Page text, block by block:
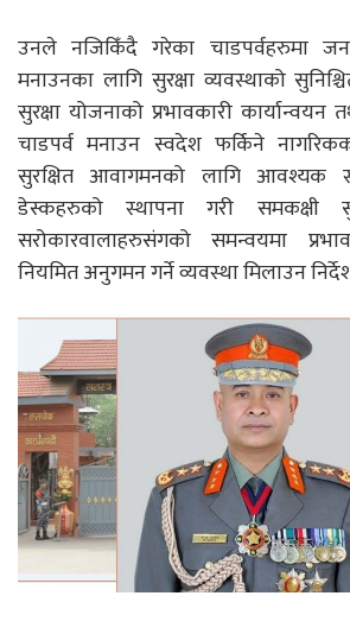
उनले नजिकिँदै गरेका चाडपर्वहरुमा
मनाउनका लागि सुरक्षा व्यवस्थाको
सुरक्षा योजनाको प्रभावकारी कार्यान्वयन
चाडपर्व मनाउन स्वदेश फर्किने
सुरक्षित आवागमनको लागि आवश्यक
डेस्कहरुको स्थापना गरी समकक्षी
सरोकारवालाहरुसंगको समन्वयमा
नियमित अनुगमन गर्ने व्यवस्था मिलाउन